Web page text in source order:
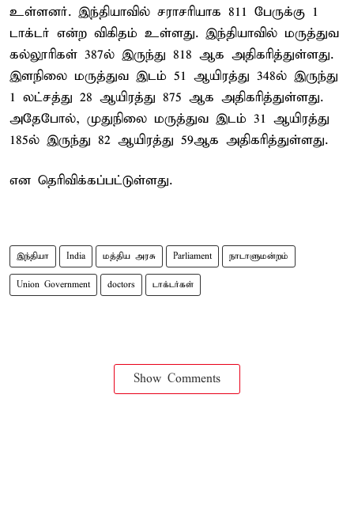
உள்ளனர். இந்தியாவில் சராசரியாக 811 பேருக்கு 1
டாக்டர் என்ற விகிதம் உள்ளது. இந்தியாவில் மருத்துவ
கல்லூரிகள் 387ல் இருந்து 818 ஆக அதிகரித்துள்ளது.
இளநிலை மருத்துவ இடம் 51 ஆயிரத்து 348ல் இருந்து
1 லட்சத்து 28 ஆயிரத்து 875 ஆக அதிகரித்துள்ளது.
அதேபோல், முதுநிலை மருத்துவ இடம் 31 ஆயிரத்து
185ல் இருந்து 82 ஆயிரத்து 59ஆக அதிகரித்துள்ளது.
என தெரிவிக்கப்பட்டுள்ளது.
இந்தியா India மத்திய அரசு Parliament நாடாளுமன்றம்
Union Government doctors டாக்டர்கள்
Show Comments